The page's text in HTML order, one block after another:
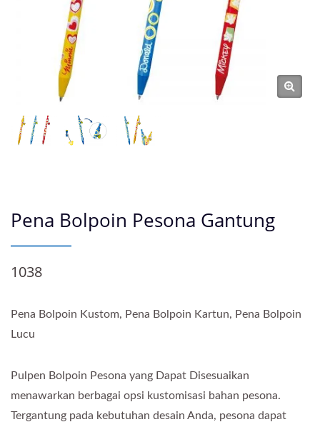
Pena Bolpoin Pesona Gantung
1038
Pena Bolpoin Kustom, Pena Bolpoin Kartun, Pena Bolpoin
Lucu
Pulpen Bolpoin Pesona yang Dapat Disesuaikan
menawarkan berbagai opsi kustomisasi bahan pesona.
Tergantung pada kebutuhan desain Anda, pesona dapat